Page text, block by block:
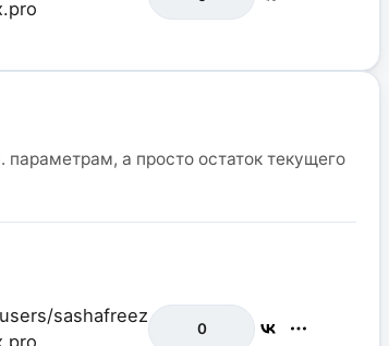
а просто остаток текущего
sashafreez
0